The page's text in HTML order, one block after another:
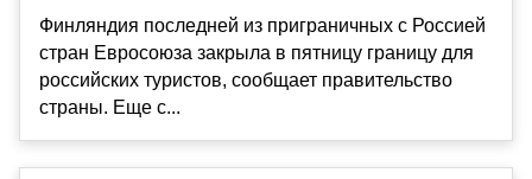
Финляндия последней из приграничных с Россией
стран Евросоюза закрыла в пятницу границу для
российских туристов, сообщает правительство
страны. Еще с...